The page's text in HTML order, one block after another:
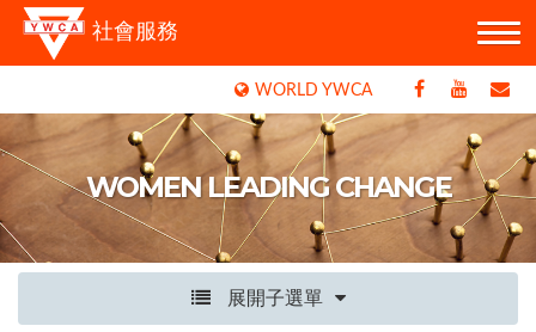
社會服務
WORLD YWCA
WOMEN LEADING CHANGE
展開子選單